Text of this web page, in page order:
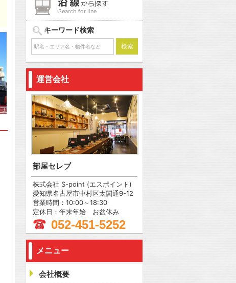
Search for line
キーワード検索
運営会社
部屋セレブ
株式会社 S-point (エスポイント)
愛知県名古屋市中村区太閤通9-12
営業時間：10:00～18:30
定休日：年末年始 お盆休み
052-451-5252
メニュー
会社概要